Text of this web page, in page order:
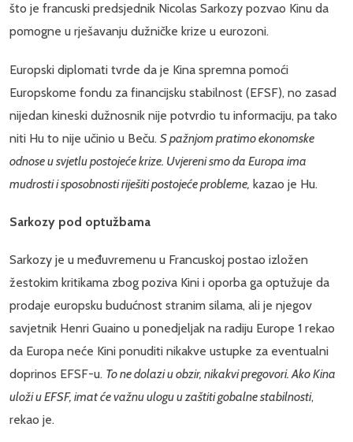
što je francuski predsjednik Nicolas Sarkozy pozvao Kinu da
pomogne u rješavanju dužničke krize u eurozoni.
Europski diplomati tvrde da je Kina spremna pomoći
Europskome fondu za financijsku stabilnost (EFSF), no zasad
nijedan kineski dužnosnik nije potvrdio tu informaciju, pa tako
niti Hu to nije učinio u Beču. S pažnjom pratimo ekonomske
odnose u svjetlu postojeće krize. Uvjereni smo da Europa ima
mudrosti i sposobnosti riješiti postojeće probleme, kazao je Hu.
Sarkozy pod optužbama
Sarkozy je u međuvremenu u Francuskoj postao izložen
žestokim kritikama zbog poziva Kini i oporba ga optužuje da
prodaje europsku budućnost stranim silama, ali je njegov
savjetnik Henri Guaino u ponedjeljak na radiju Europe 1 rekao
da Europa neće Kini ponuditi nikakve ustupke za eventualni
doprinos EFSF-u. To ne dolazi u obzir, nikakvi pregovori. Ako Kina
uloži u EFSF, imat će važnu ulogu u zaštiti gobalne stabilnosti,
rekao je.